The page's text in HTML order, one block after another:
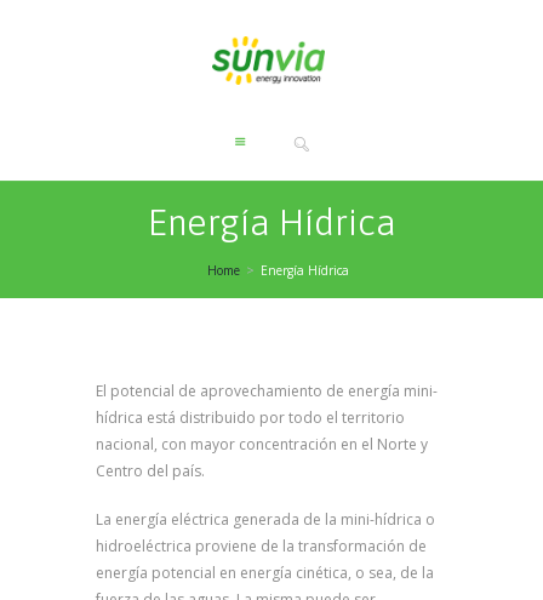
Energía Hídrica
Home Energía Hídrica
El potencial de aprovechamiento de energía mini-
hídrica está distribuido por todo el territorio
nacional, con mayor concentración en el Norte y
Centro del país.
La energía eléctrica generada de la mini-hídrica o
hidroeléctrica proviene de la transformación de
energía potencial en energía cinética, o sea, de la